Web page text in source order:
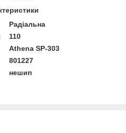
Радіальна
110
Athena SP-303
801227
нешип